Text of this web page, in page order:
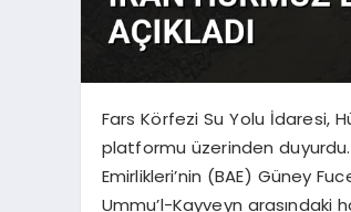
Fars Körfezi Su Yolu İdaresi,
platformu üzerinden duyurdu.
Emirlikleri’nin (BAE) Güney
Ummu’l-Kayveyn arasındaki